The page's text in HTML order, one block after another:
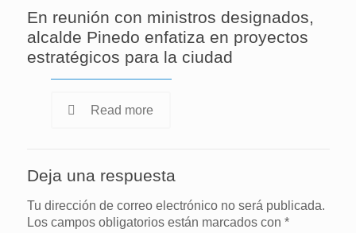
En reunión con ministros designados,
alcalde Pinedo enfatiza en proyectos
estratégicos para la ciudad
Read more
Deja una respuesta
Tu dirección de correo electrónico no será publicada.
Los campos obligatorios están marcados con *